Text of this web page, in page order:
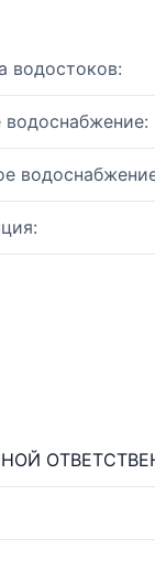
водостоков:
водоснабжение: